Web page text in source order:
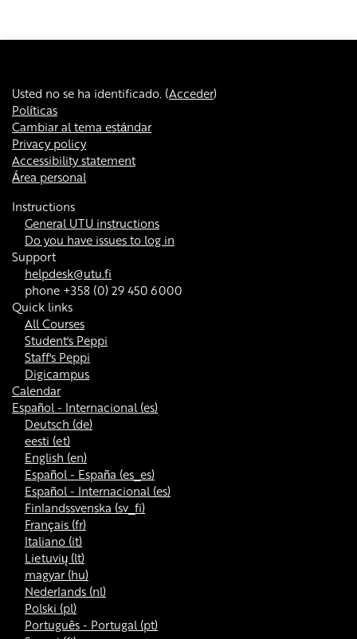
Usted no se ha identificado. (Acceder)
Políticas
Cambiar al tema estándar
Privacy policy
Accessibility statement
Área personal
Instructions
General UTU instructions
Do you have issues to log in
Support
helpdesk@utu.fi
phone +358 (0) 29 450 6000
Quick links
All Courses
Student's Peppi
Staff's Peppi
Digicampus
Calendar
Español - Internacional ‎(es)‎
Deutsch ‎(de)‎
eesti ‎(et)‎
English ‎(en)‎
Español - España ‎(es_es)‎
Español - Internacional ‎(es)‎
Finlandssvenska ‎(sv_fi)‎
Français ‎(fr)‎
Italiano ‎(it)‎
Lietuvių ‎(lt)‎
magyar ‎(hu)‎
Nederlands ‎(nl)‎
Polski ‎(pl)‎
Português - Portugal ‎(pt)‎